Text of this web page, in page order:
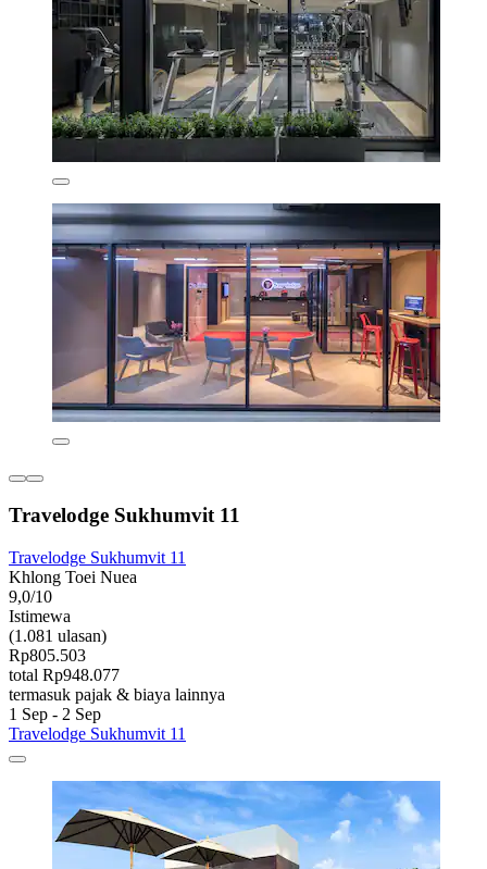
Travelodge Sukhumvit 11
Travelodge Sukhumvit 11
Khlong Toei Nuea
9,0/10
Istimewa
(1.081 ulasan)
Rp805.503
total Rp948.077
termasuk pajak & biaya lainnya
1 Sep - 2 Sep
Travelodge Sukhumvit 11